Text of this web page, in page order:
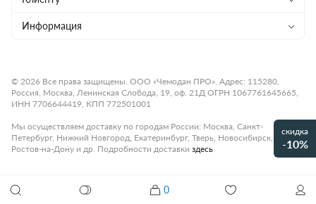
0
Рюкзак для ноутбука PIQUADRO PQ-EARTH CA6629S137/N
Рюкзаки
Аксессуары
Премиум
Акции и распродажи
Магазины
Гарантия и возврат
Карьера
Информация
Программа лояльности
Подарочные карты
Статьи
Контакты
Как настроить кодовый замок
© 2026 Все права защищены. ООО «Чемодан ПРО». Адрес: 115280,
Россия, Москва, Ленинская Слобода, 19, оф. 21Д ОГРН 1067761645665,
ИНН 7706644419, КПП 772501001
Мы осуществляем доставку по городам России: Москва, Санкт-
Петербург, Нижний Новгород, Екатеринбург, Тверь, Новосибирск,
Ростов-на-Дону и др. Подробности доставки здесь
скидка
-10%